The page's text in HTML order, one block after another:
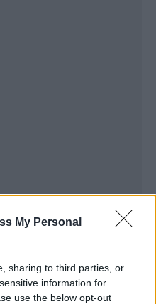
My Personal
sharing to third parties, or
information for
use the below opt-out